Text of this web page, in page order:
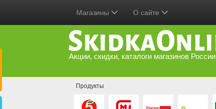
Магазины О сайте
Акции, скидки, каталоги магазинов России
Продукты